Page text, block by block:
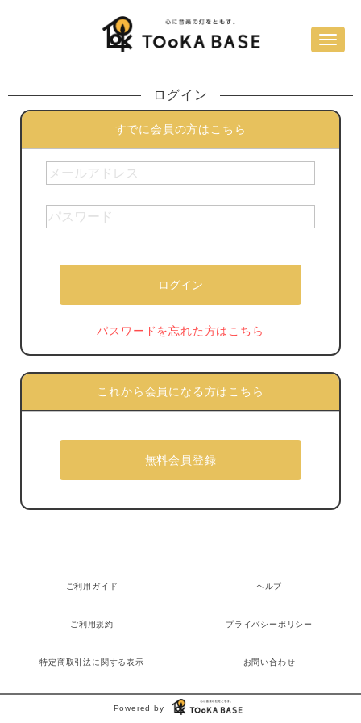
ログイン
すでに会員の方はこちら
パスワードを忘れた方はこちら
これから会員になる方はこちら
ご利用ガイド ヘルプ
ご利用規約 プライバシーポリシー
特定商取引法に関する表示 お問い合わせ
Powered by